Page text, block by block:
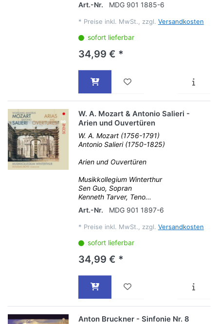
Art.-Nr.
MDG 901 1885-6
* Preise inkl. MwSt., zzgl. Versandkosten
sofort lieferbar
34,99 € *
W. A. Mozart & Antonio Salieri -
Arien und Ouvertüren
W. A. Mozart (1756-1791)
Antonio Salieri (1750-1825)
Arien und Ouvertüren
Musikkollegium Winterthur
Sen Guo, Sopran
Kenneth Tarver, Teno...
Art.-Nr.
MDG 901 1897-6
* Preise inkl. MwSt., zzgl. Versandkosten
sofort lieferbar
34,99 € *
Anton Bruckner - Sinfonie Nr. 8